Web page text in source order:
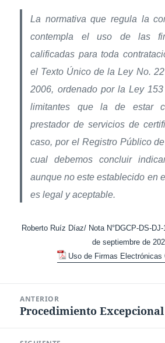
La normativa que regula la
contempla el uso de las
calificadas para toda
el Texto Único de la Ley No.
2006, ordenado por la Ley
limitantes que la de estar
prestador de servicios de
caso, por el Registro Público
cual debemos concluir
aunque no este establecido en
es legal y aceptable.
Roberto Ruíz Díaz/ Nota N°DGCP-DS-
de septiembre de
Uso de Firmas Electrónicas
entradas
ANTERIOR
Entrada
Procedimiento Excepcional